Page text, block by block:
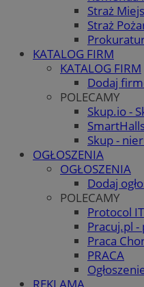
Straż
Straż
KATALOG FIRM
KATALOG FIRM
Dodaj
POLECAMY
Skup.io -
Skup -
OGŁOSZENIA
OGŁOSZENIA
Dodaj
POLECAMY
Protocol IT
Pracuj.pl -
Praca
PRACA